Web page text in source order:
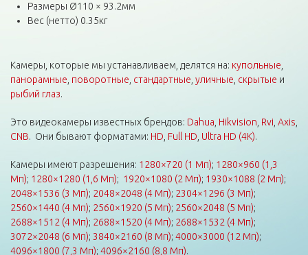
Размеры Ø110 × 93.2мм
Вес (нетто) 0.35кг
Камеры, которые мы устанавливаем, делятся на: купольные
панорамные поворотные стандартные уличные скрытые и
рыбий глаз.
Это видеокамеры известных брендов: Dahua Hikvision Rvi Axis
CNB. Они бывают форматами: HD Full HD Ultra HD (4K).
Камеры имеют разрешения: 1280×720 (1 Мп); 1280×960 (1,3
Мп); 1280×1280 (1,6 Мп); 1920×1080 (2 Мп); 1930×1088 (2 Мп);
2048×1536 (3 Мп); 2048×2048 (4 Мп); 2304×1296 (3 Мп);
2560×1440 (4 Мп); 2560×1920 (5 Мп); 2560×2048 (5 Мп);
2688×1512 (4 Мп); 2688×1520 (4 Мп); 2688×1532 (4 Мп);
3072×2048 (6 Мп); 3840×2160 (8 Мп); 4000×3000 (12 Мп);
4096×1800 (7,3 Мп); 4096×2160 (8,8 Мп).